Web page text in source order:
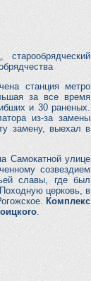
станция метро
за все время
и 30 раненых.
из-за замены
замену, выехал в
Самокатной улице
созвездием
славы, где был
церковь, в
Комплекс